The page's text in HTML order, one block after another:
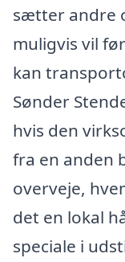
sætter andre
muligvis vil
kan
Sønder
hvis den
fra en anden
overveje,
det en lokal
speciale i